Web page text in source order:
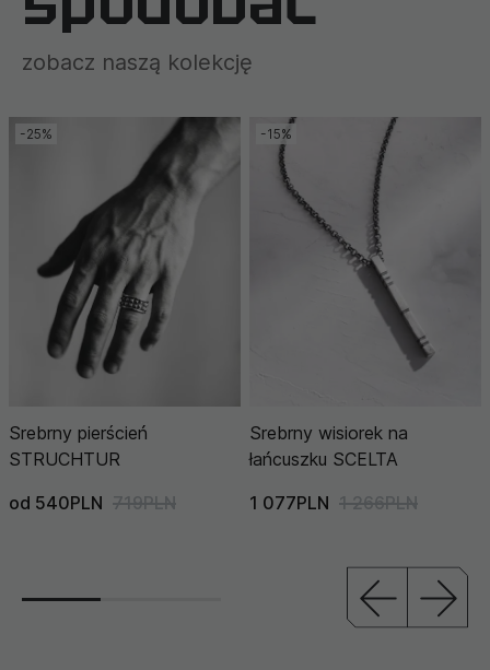
zobacz naszą kolekcję
-25%
Srebrny pierścień
STRUCHTUR
od 540PLN 719PLN
-15%
Srebrny wisiorek na
łańcuszku SCELTA
1 077PLN 1 266PLN